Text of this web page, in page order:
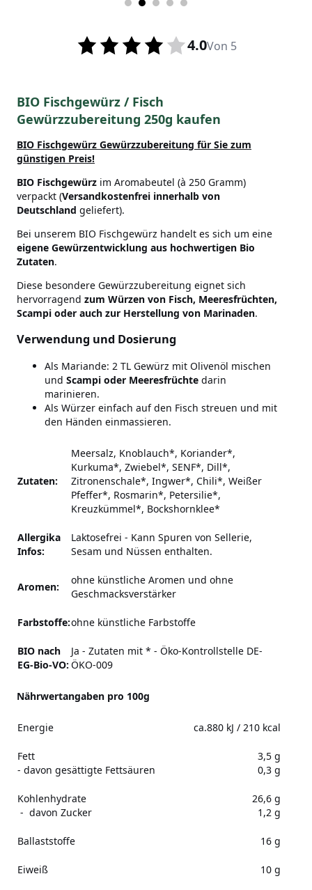
4.0Von 5
BIO Fischgewürz / Fisch
Gewürzzubereitung 250g kaufen
BIO Fischgewürz Gewürzzubereitung für Sie zum
günstigen Preis!
BIO Fischgewürz im Aromabeutel (à 250 Gramm)
verpackt (Versandkostenfrei innerhalb von
Deutschland geliefert).
Bei unserem BIO Fischgewürz handelt es sich um eine
eigene Gewürzentwicklung aus hochwertigen Bio
Zutaten.
Diese besondere Gewürzzubereitung eignet sich
hervorragend zum Würzen von Fisch, Meeresfrüchten,
Scampi oder auch zur Herstellung von Marinaden.
Verwendung und Dosierung
Als Mariande: 2 TL Gewürz mit Olivenöl mischen
und Scampi oder Meeresfrüchte darin
marinieren.
Als Würzer einfach auf den Fisch streuen und mit
den Händen einmassieren.
Zutaten:
Meersalz, Knoblauch*, Koriander*,
Kurkuma*, Zwiebel*, SENF*, Dill*,
Zitronenschale*, Ingwer*, Chili*, Weißer
Pfeffer*, Rosmarin*, Petersilie*,
Kreuzkümmel*, Bockshornklee*
Allergika
Infos:
Laktosefrei - Kann Spuren von Sellerie,
Sesam und Nüssen enthalten.
Aromen:
ohne künstliche Aromen und ohne
Geschmacksverstärker
Farbstoffe:ohne künstliche Farbstoffe
BIO nach
EG-Bio-VO:
Ja - Zutaten mit * - Öko-Kontrollstelle DE-
ÖKO-009
Nährwertangaben pro 100g
Energie ca.880 kJ / 210 kcal
Fett
- davon gesättigte Fettsäuren
3,5 g
0,3 g
Kohlenhydrate
- davon Zucker
26,6 g
1,2 g
Ballaststoffe 16 g
Eiweiß 10 g